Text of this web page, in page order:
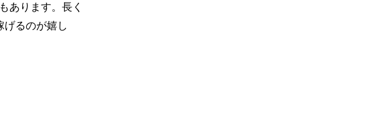
あります。長く
るのが嬉し